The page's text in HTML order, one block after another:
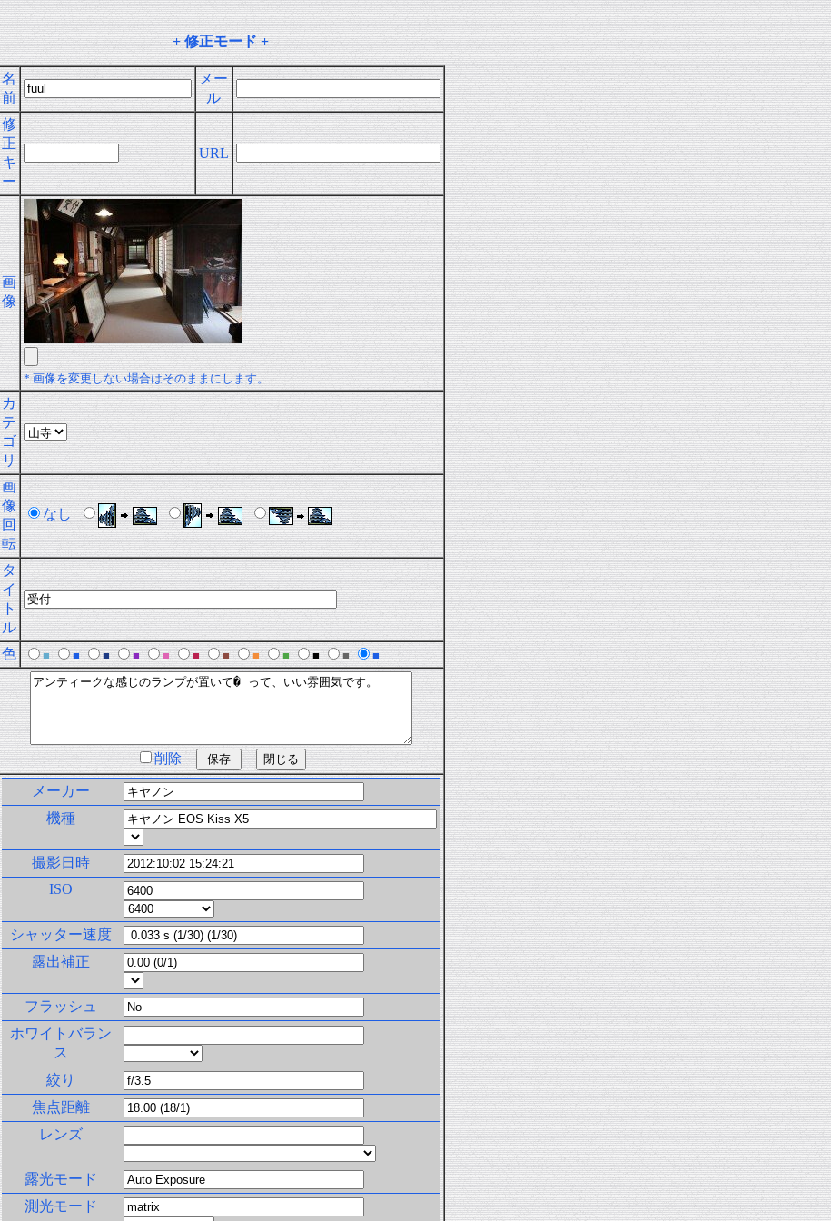
+ 修正モード +
名
前
メー
ル
修
正
キ
ー
URL
画
像
* 画像を変更しない場合はそのままにします。
カ
テ
ゴ
リ
画
像
回
転
なし
タ
イ
ト
ル
色
■ ■ ■ ■ ■ ■ ■ ■ ■ ■ ■ ■
削除
メーカー
機種
撮影日時
ISO
シャッター速度
露出補正
フラッシュ
ホワイトバラン
ス
絞り
焦点距離
レンズ
露光モード
測光モード